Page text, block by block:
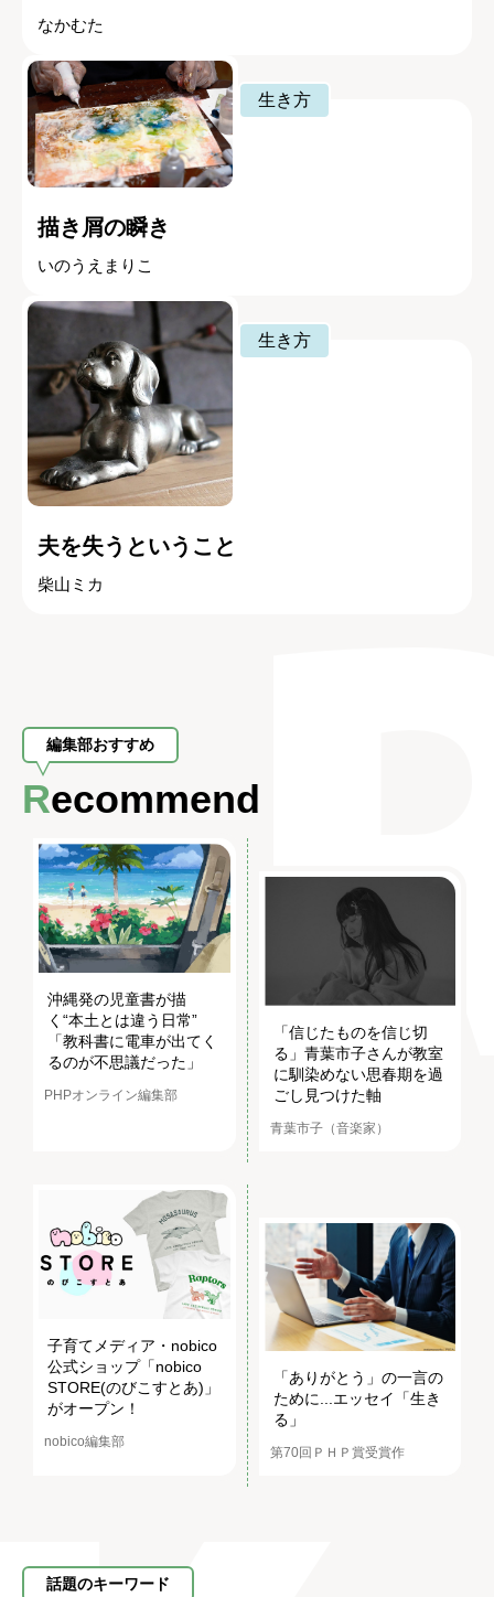
なかむた
生き方
描き屑の瞬き
いのうえまりこ
生き方
夫を失うということ
柴山ミカ
編集部おすすめ
Recommend
沖縄発の児童書が描
く“本土とは違う日常”
「教科書に電車が出てく
るのが不思議だった」
PHPオンライン編集部
「信じたものを信じ切
る」青葉市子さんが教室
に馴染めない思春期を過
ごし見つけた軸
青葉市子（音楽家）
子育てメディア・nobico
公式ショップ「nobico
STORE(のびこすとあ)」
がオープン！
nobico編集部
「ありがとう」の一言の
ために...エッセイ「生き
る」
第70回ＰＨＰ賞受賞作
話題のキーワード